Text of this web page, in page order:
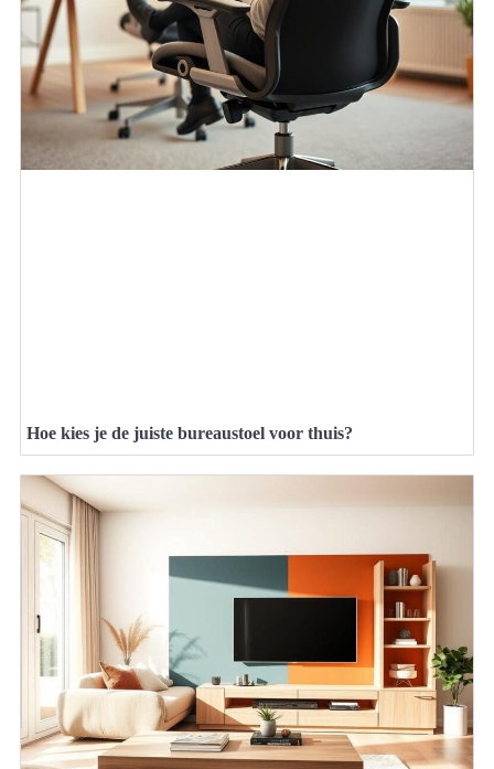
Hoe kies je de juiste bureaustoel voor thuis?